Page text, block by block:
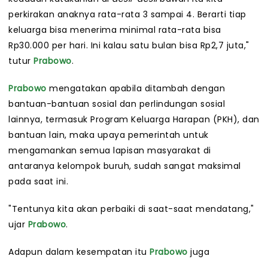
perkirakan anaknya rata-rata 3 sampai 4. Berarti tiap
keluarga bisa menerima minimal rata-rata bisa
Rp30.000 per hari. Ini kalau satu bulan bisa Rp2,7 juta,"
tutur Prabowo.
Prabowo mengatakan apabila ditambah dengan
bantuan-bantuan sosial dan perlindungan sosial
lainnya, termasuk Program Keluarga Harapan (PKH), dan
bantuan lain, maka upaya pemerintah untuk
mengamankan semua lapisan masyarakat di
antaranya kelompok buruh, sudah sangat maksimal
pada saat ini.
"Tentunya kita akan perbaiki di saat-saat mendatang,"
ujar Prabowo.
Adapun dalam kesempatan itu Prabowo juga